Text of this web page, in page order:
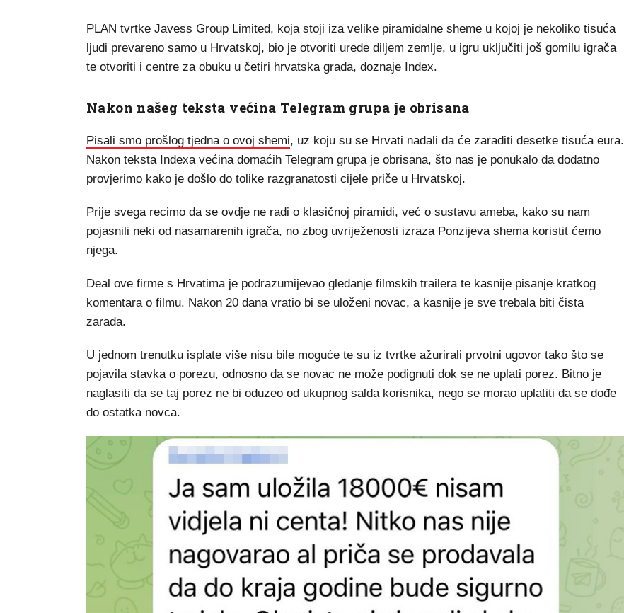
PLAN tvrtke Javess Group Limited, koja stoji iza velike piramidalne sheme u kojoj je nekoliko tisuća
ljudi prevareno samo u Hrvatskoj, bio je otvoriti urede diljem zemlje, u igru uključiti još gomilu igrača
te otvoriti i centre za obuku u četiri hrvatska grada, doznaje Index.
Nakon našeg teksta većina Telegram grupa je obrisana
Pisali smo prošlog tjedna o ovoj shemi, uz koju su se Hrvati nadali da će zaraditi desetke tisuća eura.
Nakon teksta Indexa većina domaćih Telegram grupa je obrisana, što nas je ponukalo da dodatno
provjerimo kako je došlo do tolike razgranatosti cijele priče u Hrvatskoj.
Prije svega recimo da se ovdje ne radi o klasičnoj piramidi, već o sustavu ameba, kako su nam
pojasnili neki od nasamarenih igrača, no zbog uvriježenosti izraza Ponzijeva shema koristit ćemo
njega.
Deal ove firme s Hrvatima je podrazumijevao gledanje filmskih trailera te kasnije pisanje kratkog
komentara o filmu. Nakon 20 dana vratio bi se uloženi novac, a kasnije je sve trebala biti čista
zarada.
U jednom trenutku isplate više nisu bile moguće te su iz tvrtke ažurirali prvotni ugovor tako što se
pojavila stavka o porezu, odnosno da se novac ne može podignuti dok se ne uplati porez. Bitno je
naglasiti da se taj porez ne bi oduzeo od ukupnog salda korisnika, nego se morao uplatiti da se dođe
do ostatka novca.